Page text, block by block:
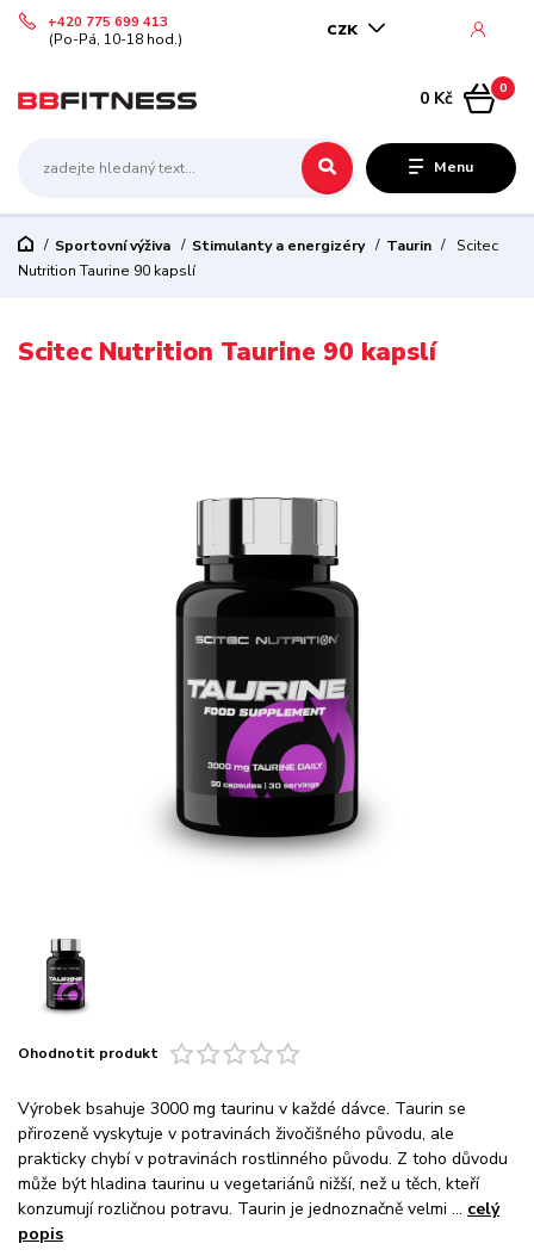
Menu
CZK
+420 775 699 413
(Po-Pá, 10-18 hod.)
0
0 Kč
Sportovní výživa Stimulanty a energizéry Taurin
Scitec
Nutrition Taurine 90 kapslí
Scitec Nutrition Taurine 90 kapslí
Ohodnotit produkt
Výrobek bsahuje 3000 mg taurinu v každé dávce. Taurin se
přirozeně vyskytuje v potravinách živočišného původu, ale
prakticky chybí v potravinách rostlinného původu. Z toho důvodu
může být hladina taurinu u vegetariánů nižší, než u těch, kteří
konzumují rozličnou potravu. Taurin je jednoznačně velmi ... celý
popis